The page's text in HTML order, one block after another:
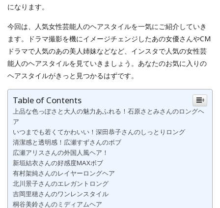
になります。
今回は、人気女性芸能人のヘアスタイルを一気にご紹介していき
ます。ドラマ撮影を機にイメージチェンジしたあの女優さんやCM
ドラマで人気のあの美人姉妹などなど、インスタで人気の女性芸
能人のヘアスタイルを見ていきましょう。あなたのお気に入りの
ヘアスタイルがきっと見つかるはずです。
Table of Contents
上品な色っぽさと大人の魅力あふれる！石原さとみさんのロングヘ
ア
いつまでも若くてかわいい！深田恭子さんのしっとりロング
清潔感と透明感！広瀬すずさんのボブ
広瀬アリスさんの外国人風ヘア！
新垣結衣さんの好感度MAXボブ
有村架純さんのレイヤーロングヘア
北川景子さんのエレガントロング
吉岡里穂さんのワンレンスタイル
桐谷美鈴さんのミディアムヘア